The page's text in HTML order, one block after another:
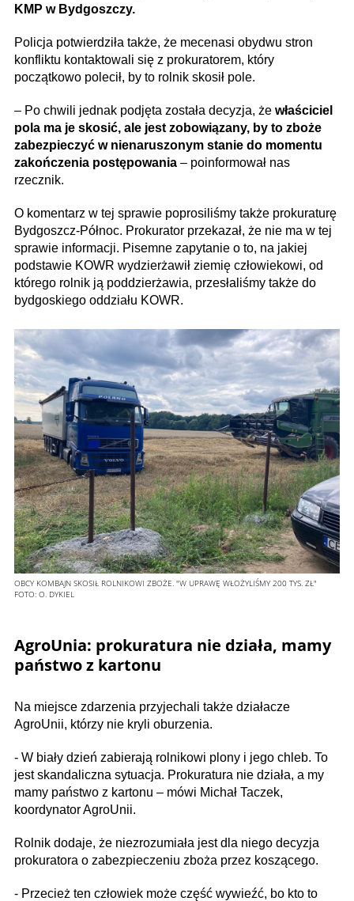
KMP w Bydgoszczy.
Policja potwierdziła także, że mecenasi obydwu stron
konfliktu kontaktowali się z prokuratorem, który
początkowo polecił, by to rolnik skosił pole.
– Po chwili jednak podjęta została decyzja, że właściciel
pola ma je skosić, ale jest zobowiązany, by to zboże
zabezpieczyć w nienaruszonym stanie do momentu
zakończenia postępowania – poinformował nas
rzecznik.
O komentarz w tej sprawie poprosiliśmy także prokuraturę
Bydgoszcz-Północ. Prokurator przekazał, że nie ma w tej
sprawie informacji. Pisemne zapytanie o to, na jakiej
podstawie KOWR wydzierżawił ziemię człowiekowi, od
którego rolnik ją poddzierżawia, przesłaliśmy także do
bydgoskiego oddziału KOWR.
OBCY KOMBAJN SKOSIŁ ROLNIKOWI ZBOŻE. "W UPRAWĘ WŁOŻYLIŚMY 200 TYS. ZŁ"
FOTO: O. DYKIEL
AgroUnia: prokuratura nie działa, mamy
państwo z kartonu
Na miejsce zdarzenia przyjechali także działacze
AgroUnii, którzy nie kryli oburzenia.
- W biały dzień zabierają rolnikowi plony i jego chleb. To
jest skandaliczna sytuacja. Prokuratura nie działa, a my
mamy państwo z kartonu – mówi Michał Taczek,
koordynator AgroUnii.
Rolnik dodaje, że niezrozumiała jest dla niego decyzja
prokuratora o zabezpieczeniu zboża przez koszącego.
- Przecież ten człowiek może część wywieźć, bo kto to